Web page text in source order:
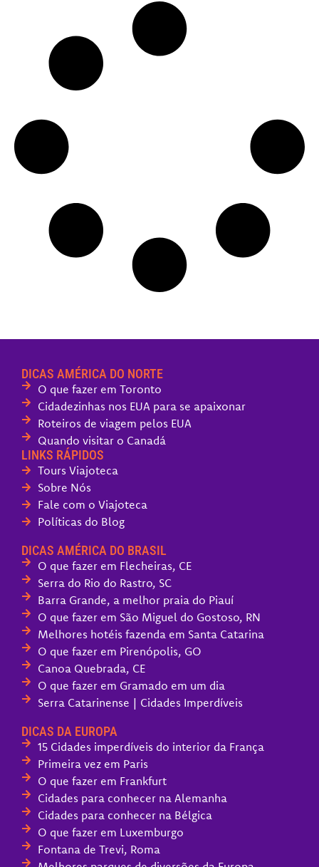
DICAS AMÉRICA DO NORTE
O que fazer em Toronto
Cidadezinhas nos EUA para se apaixonar
Roteiros de viagem pelos EUA
Quando visitar o Canadá
LINKS RÁPIDOS
Tours Viajoteca
Sobre Nós
Fale com o Viajoteca
Políticas do Blog
DICAS AMÉRICA DO BRASIL
O que fazer em Flecheiras, CE
Serra do Rio do Rastro, SC
Barra Grande, a melhor praia do Piauí
O que fazer em São Miguel do Gostoso, RN
Melhores hotéis fazenda em Santa Catarina
O que fazer em Pirenópolis, GO
Canoa Quebrada, CE
O que fazer em Gramado em um dia
Serra Catarinense | Cidades Imperdíveis
DICAS DA EUROPA
15 Cidades imperdíveis do interior da França
Primeira vez em Paris
O que fazer em Frankfurt
Cidades para conhecer na Alemanha
Cidades para conhecer na Bélgica
O que fazer em Luxemburgo
Fontana de Trevi, Roma